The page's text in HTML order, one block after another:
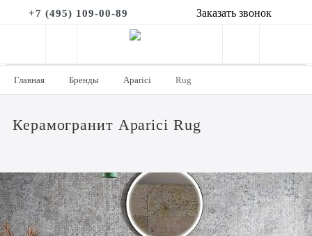
+7 (495) 109-00-89 Заказать звонок
Главная Бренды Aparici Rug
Керамогранит Aparici Rug